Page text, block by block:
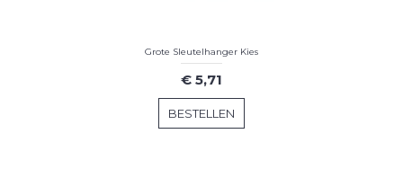
Grote Sleutelhanger Kies
€ 5,71
BESTELLEN